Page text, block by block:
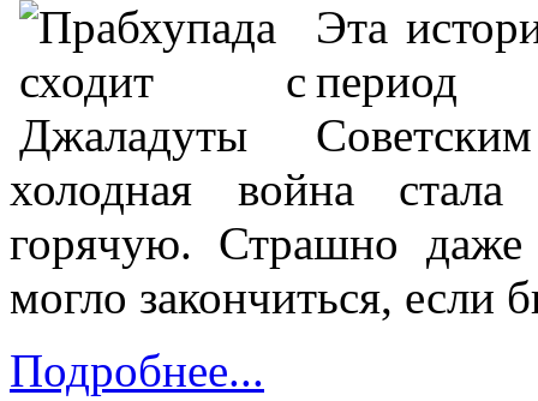
Эта
холодная война стала
горячую. Страшно
могло закончиться, если
Подробнее...